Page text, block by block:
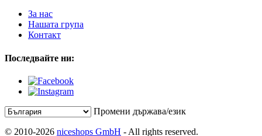
За нас
Нашата група
Контакт
Последвайте ни:
Промени държава/език
© 2010-2026 niceshops GmbH - All rights reserved.